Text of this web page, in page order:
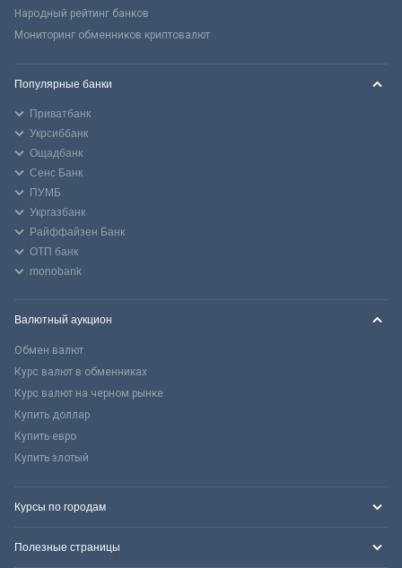
Народный рейтинг банков
Мониторинг обменников криптовалют
Популярные банки
Приватбанк
Укрсиббанк
Ощадбанк
Сенс Банк
ПУМБ
Укргазбанк
Райффайзен Банк
ОТП банк
monobank
Валютный аукцион
Обмен валют
Курс валют в обменниках
Курс валют на черном рынке
Купить доллар
Купить евро
Купить злотый
Курсы по городам
Полезные страницы